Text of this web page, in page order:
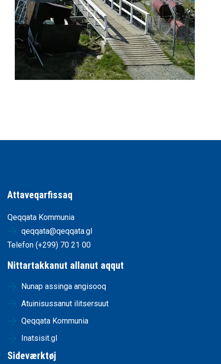
Attaveqarfissaq
Qeqqata Kommunia
qeqqata@qeqqata.gl
Telefon (+299) 70 21 00
Nittartakkanut allanut aqqut
Nunap assinga angisooq
Atuinisussanut ilitsersuut
Qeqqata Kommunia
Inatsisit.gl
Sideværktøj